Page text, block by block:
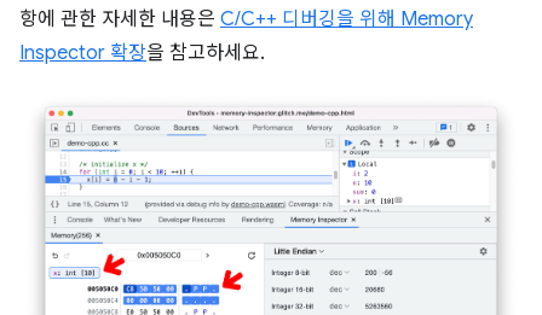
항에 관한 자세한 내용은 C/C++ 디버깅을 위해 Memory
Inspector 확장을 참고하세요.